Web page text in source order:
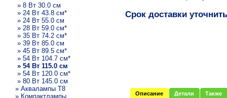
» 8 Вт 30.0 см
» 24 Вт 43.8 см*
» 24 Вт 55.0 см
» 28 Вт 59.0 см*
» 35 Вт 74.2 см*
» 39 Вт 85.0 см
» 45 Вт 89.5 см*
» 54 Вт 104.7 см*
» 54 Вт 115.0 см
» 54 Вт 120.0 см*
» 80 Вт 145.0 см
» Аквалампы T8
» Компактлампы
Срок доставки уточнить
Описание Детали
Также